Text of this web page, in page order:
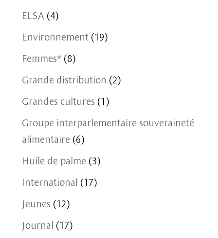
ELSA (4)
Environnement (19)
Femmes*(8)
Grande distribution (2)
Grandes cultures (1)
Groupe interparlementaire souveraineté
alimentaire (6)
Huile de palme (3)
International (17)
Jeunes (12)
Journal (17)